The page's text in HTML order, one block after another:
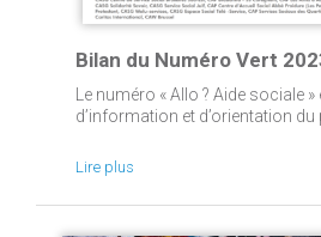
Bilan du Numéro Vert
Le numéro « Allo ? Aide sociale
d’information et d’orientation du
Lire plus